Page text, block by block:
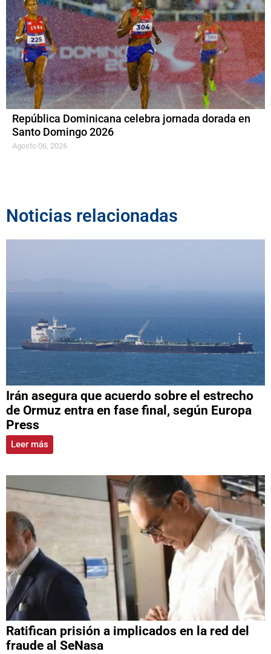
República Dominicana celebra jornada dorada en
Santo Domingo 2026
Agosto 06, 2026
Noticias relacionadas
Irán asegura que acuerdo sobre el estrecho
de Ormuz entra en fase final, según Europa
Press
Leer más
Ratifican prisión a implicados en la red del
fraude al SeNasa